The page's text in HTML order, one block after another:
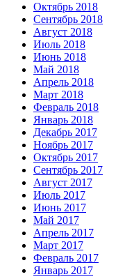
Октябрь 2018
Сентябрь 2018
Август 2018
Июль 2018
Июнь 2018
Май 2018
Апрель 2018
Март 2018
Февраль 2018
Январь 2018
Декабрь 2017
Ноябрь 2017
Октябрь 2017
Сентябрь 2017
Август 2017
Июль 2017
Июнь 2017
Май 2017
Апрель 2017
Март 2017
Февраль 2017
Январь 2017